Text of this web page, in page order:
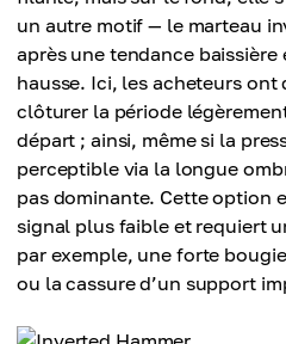
un autre motif — le marteau
après une tendance
hausse. Ici, les acheteurs ont
clôturer la période
départ ; ainsi, même si la
perceptible via la longue
pas dominante. Cette option
signal plus faible et requiert
par exemple, une forte
ou la cassure d’un support